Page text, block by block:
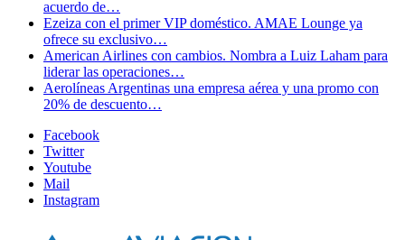
acuerdo de…
Ezeiza con el primer VIP doméstico. AMAE Lounge ya
ofrece su exclusivo…
American Airlines con cambios. Nombra a Luiz Laham para
liderar las operaciones…
Aerolíneas Argentinas una empresa aérea y una promo con
20% de descuento…
Facebook
Twitter
Youtube
Mail
Instagram